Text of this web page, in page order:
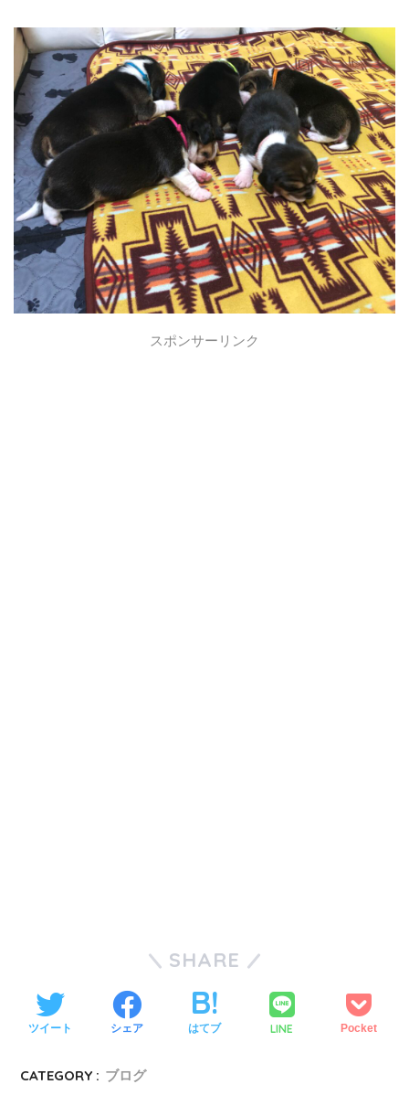
スポンサーリンク
SHARE
ツイート シェア はてブ LINE Pocket
CATEGORY : ブログ